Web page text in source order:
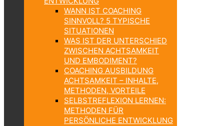
WANN IST COACHING
SINNVOLL? 5 TYPISCHE
SITUATIONEN
WAS IST DER UNTERSCHIED
ZWISCHEN ACHTSAMKEIT
UND EMBODIMENT?
COACHING AUSBILDUNG
ACHTSAMKEIT – INHALTE,
METHODEN, VORTEILE
SELBSTREFLEXION LERNEN:
METHODEN FÜR
PERSÖNLICHE ENTWICKLUNG